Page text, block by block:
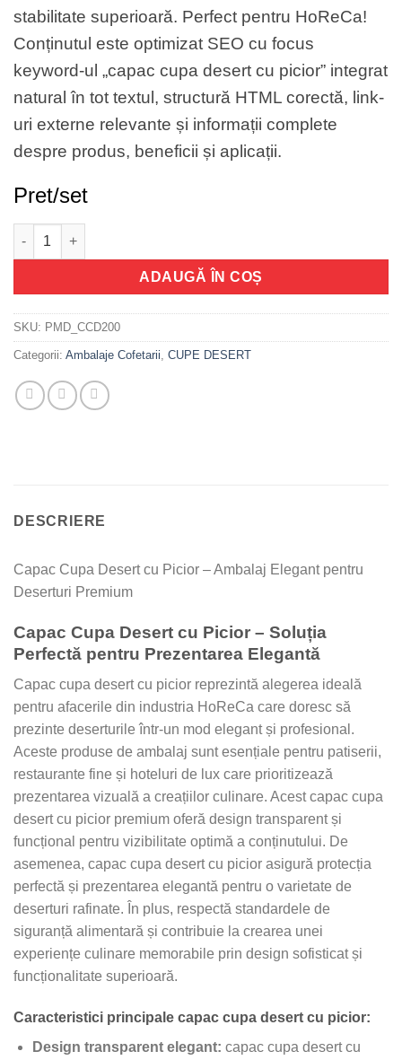
stabilitate superioară. Perfect pentru HoReCa!
Conținutul este optimizat SEO cu focus
keyword-ul „capac cupa desert cu picior” integrat
natural în tot textul, structură HTML corectă, link-
uri externe relevante și informații complete
despre produs, beneficii și aplicații.
Pret/set
Cantitate Capac cupa desert cu picior
ADAUGĂ ÎN COȘ
SKU: PMD_CCD200
Categorii: Ambalaje Cofetarii CUPE DESERT
DESCRIERE
Capac Cupa Desert cu Picior – Ambalaj Elegant pentru
Deserturi Premium
Capac Cupa Desert cu Picior – Soluția
Perfectă pentru Prezentarea Elegantă
Capac cupa desert cu picior reprezintă alegerea ideală
pentru afacerile din industria HoReCa care doresc să
prezinte deserturile într-un mod elegant și profesional.
Aceste produse de ambalaj sunt esențiale pentru patiserii,
restaurante fine și hoteluri de lux care prioritizează
prezentarea vizuală a creațiilor culinare. Acest capac cupa
desert cu picior premium oferă design transparent și
funcțional pentru vizibilitate optimă a conținutului. De
asemenea, capac cupa desert cu picior asigură protecția
perfectă și prezentarea elegantă pentru o varietate de
deserturi rafinate. În plus, respectă standardele de
siguranță alimentară și contribuie la crearea unei
experiențe culinare memorabile prin design sofisticat și
funcționalitate superioară.
Caracteristici principale capac cupa desert cu picior:
Design transparent elegant: capac cupa desert cu